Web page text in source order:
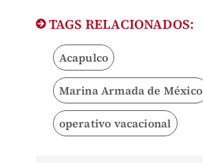
TAGS RELACIONADOS:
Acapulco
Marina Armada de México
operativo vacacional